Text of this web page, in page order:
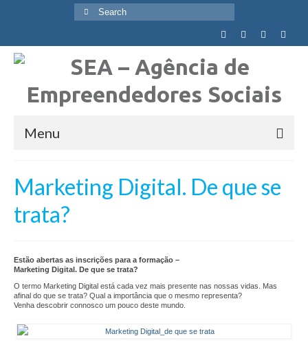
Search
for:
Menu
Visão, Missão e Valores
Objetivos Globais
Agência
Equipa
Parceiros
Marketing Digital. De que se
trata?
Estão abertas as inscrições para a formação –
Marketing Digital. De que se trata?
O termo Marketing Digital está cada vez mais presente nas nossas vidas. Mas
afinal do que se trata? Qual a importância que o mesmo representa?
Venha descobrir connosco um pouco deste mundo.